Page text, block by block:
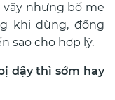
vậy nhưng bố mẹ
khi dùng, đồng
sao cho hợp lý.
dậy thì sớm hay